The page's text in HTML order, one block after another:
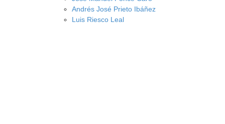
Andrés José Prieto Ibáñez
Luis Riesco Leal